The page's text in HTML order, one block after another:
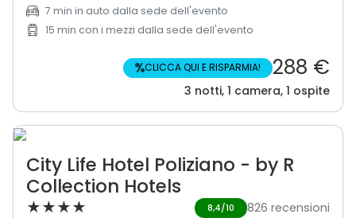
7 min in auto dalla sede dell'evento
15 min con i mezzi dalla sede dell'evento
%CLICCA QUI E RISPARMIA! 288 €
3 notti, 1 camera, 1 ospite
City Life Hotel Poliziano - by R
Collection Hotels
★★★★ 8,4/10 826 recensioni